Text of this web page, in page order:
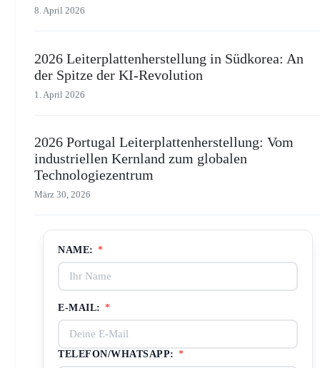
8. April 2026
2026 Leiterplattenherstellung in Südkorea: An
der Spitze der KI-Revolution
1. April 2026
2026 Portugal Leiterplattenherstellung: Vom
industriellen Kernland zum globalen
Technologiezentrum
März 30, 2026
NAME: *
E-MAIL: *
TELEFON/WHATSAPP: *